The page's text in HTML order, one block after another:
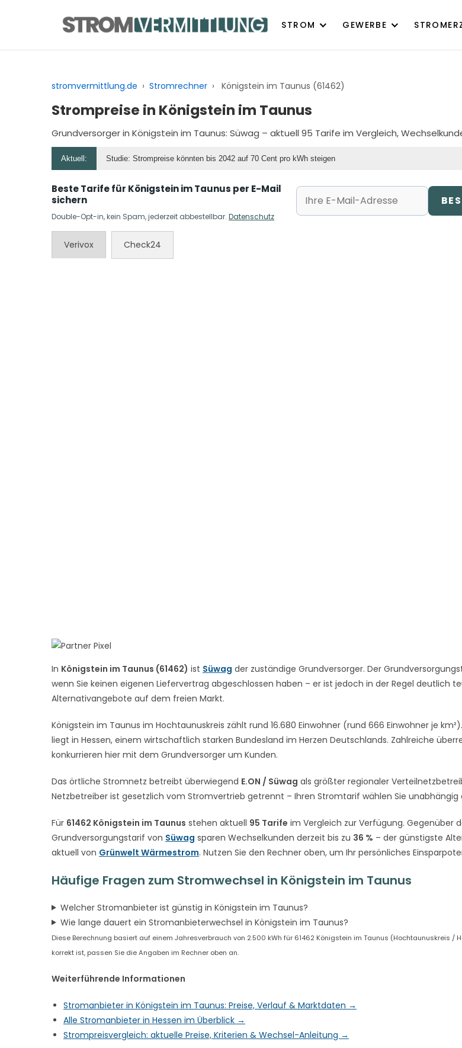
STROM GEWERBE
stromvermittlung.de › Stromrechner › Königstein im Taunus (61462)
Strompreise in Königstein im Taunus
Grundversorger in Königstein im Taunus: Süwag – aktuell 95 Tarife im Vergleich,
In Königstein im Taunus (61462) ist Süwag der zuständige Grundversorger. Der
wenn Sie keinen eigenen Liefervertrag abgeschlossen haben – er ist jedoch in der Regel deutlich
Alternativangebote auf dem freien Markt.
Königstein im Taunus im Hochtaunuskreis zählt rund 16.680 Einwohner (rund 666 Einwohner je
liegt in Hessen, einem wirtschaftlich starken Bundesland im Herzen Deutschlands. Zahlreiche
konkurrieren hier mit dem Grundversorger um Kunden.
Das örtliche Stromnetz betreibt überwiegend E.ON / Süwag als größter regionaler
Netzbetreiber ist gesetzlich vom Stromvertrieb getrennt – Ihren Stromtarif wählen Sie unabhängig
Für 61462 Königstein im Taunus stehen aktuell 95 Tarife im Vergleich zur Verfügung. Gegenüber
Grundversorgungstarif von Süwag sparen Wechselkunden derzeit bis zu 36 % – der günstigste
aktuell von Grünwelt Wärmestrom. Nutzen Sie den Rechner oben, um Ihr persönliches
Häufige Fragen zum Stromwechsel in Königstein im Taunus
Welcher Stromanbieter ist günstig in Königstein im Taunus?
Wie lange dauert ein Stromanbieterwechsel in Königstein im Taunus?
Diese Berechnung basiert auf einem Jahresverbrauch von 2.500 kWh für 61462 Königstein im Taunus (Hochtaunuskreis /
korrekt ist, passen Sie die Angaben im Rechner oben an.
Weiterführende Informationen
Stromanbieter in Königstein im Taunus: Preise, Verlauf & Marktdaten →
Alle Stromanbieter in Hessen im Überblick →
Strompreisvergleich: aktuelle Preise, Kriterien & Wechsel-Anleitung →
Aktuell: Studie: Strompreise könnten bis 2042 auf 70 Cent pro kWh steigen
Beste Tarife für Königstein im Taunus per E-Mail
sichern
Double-Opt-in, kein Spam, jederzeit abbestellbar. Datenschutz
Verivox Check24